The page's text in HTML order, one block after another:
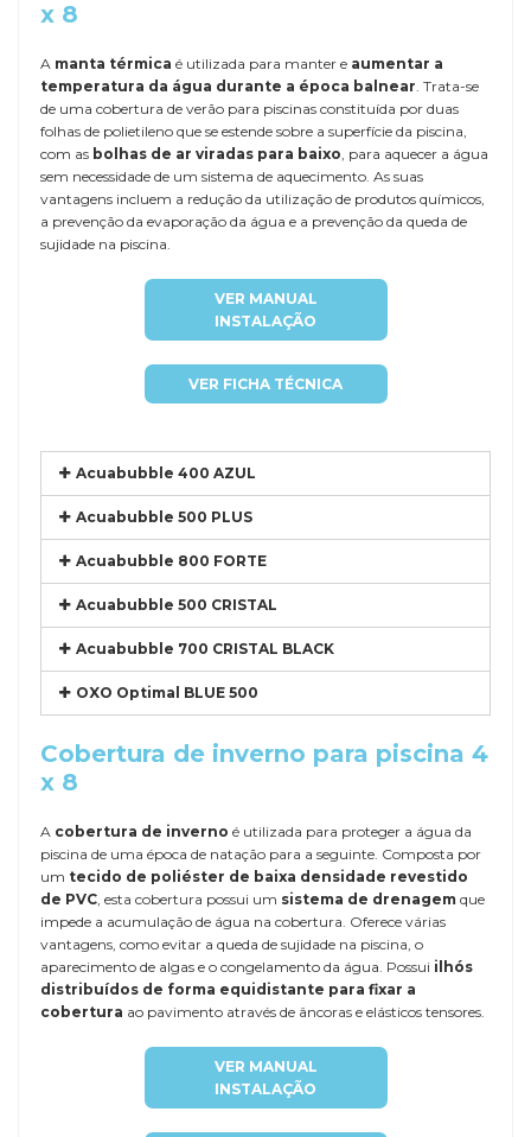
x 8
A manta térmica é utilizada para manter e aumentar a
temperatura da água durante a época balnear. Trata-se
de uma cobertura de verão para piscinas constituída por duas
folhas de polietileno que se estende sobre a superfície da piscina,
com as bolhas de ar viradas para baixo, para aquecer a água
sem necessidade de um sistema de aquecimento. As suas
vantagens incluem a redução da utilização de produtos químicos,
a prevenção da evaporação da água e a prevenção da queda de
sujidade na piscina.
VER MANUAL
INSTALAÇÃO
VER FICHA TÉCNICA
Acuabubble 400 AZUL
Acuabubble 500 PLUS
Acuabubble 800 FORTE
Acuabubble 500 CRISTAL
Acuabubble 700 CRISTAL BLACK
OXO Optimal BLUE 500
Cobertura de inverno para piscina 4
x 8
A cobertura de inverno é utilizada para proteger a água da
piscina de uma época de natação para a seguinte. Composta por
um tecido de poliéster de baixa densidade revestido
de PVC, esta cobertura possui um sistema de drenagem que
impede a acumulação de água na cobertura. Oferece várias
vantagens, como evitar a queda de sujidade na piscina, o
aparecimento de algas e o congelamento da água. Possui ilhós
distribuídos de forma equidistante para fixar a
cobertura ao pavimento através de âncoras e elásticos tensores.
VER MANUAL
INSTALAÇÃO